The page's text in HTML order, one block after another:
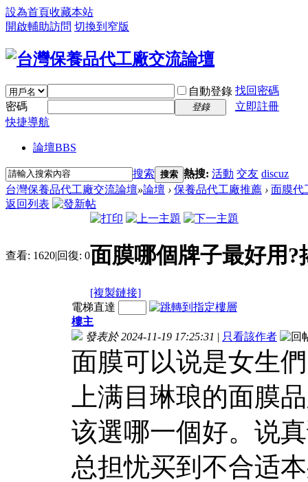
設為首頁收藏本站
開啟輔助訪問 切換到窄版
自動登錄 找回密碼
密碼
登錄
立即註冊
快捷導航
論壇BBS
搜索 搜索 熱搜: 活動 交友 discuz
台灣保養品代工廠交流論壇»論壇 › 保養品代工廠推薦 › 面膜代
返回列表
查看: 1620|回復: 0面膜哪個牌子最好用
[複製鏈接]
電梯直達
樓主
發表於 2024-11-19 17:25:31 | 只看該作者
面膜可以说是女生
上满目琳琅的面膜
该選哪一個好。说
总担忧买到不合适